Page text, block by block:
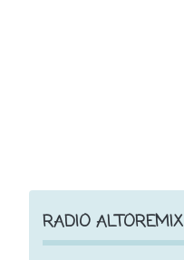
RADIO ALTOREMIX